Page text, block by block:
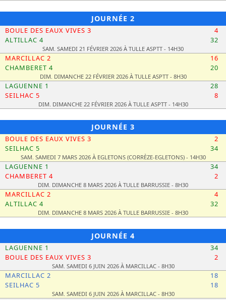
JOURNÉE 2
BOULE DES EAUX VIVES 3
4
ALTILLAC 4
32
SAM. SAMEDI 21 FÉVRIER 2026 À TULLE ASPTT - 14H30
MARCILLAC 2
16
CHAMBERET 4
20
DIM. DIMANCHE 22 FÉVRIER 2026 À TULLE ASPTT - 8H30
LAGUENNE 1
28
SEILHAC 5
8
DIM. DIMANCHE 22 FÉVRIER 2026 À TULLE ASPTT - 14H30
JOURNÉE 3
BOULE DES EAUX VIVES 3
2
SEILHAC 5
34
SAM. SAMEDI 7 MARS 2026 À EGLETONS (CORRÈZE-EGLETONS) - 14H30
LAGUENNE 1
34
CHAMBERET 4
2
DIM. DIMANCHE 8 MARS 2026 À TULLE BARRUSSIE - 8H30
MARCILLAC 2
4
ALTILLAC 4
32
DIM. DIMANCHE 8 MARS 2026 À TULLE BARRUSSIE - 8H30
JOURNÉE 4
LAGUENNE 1
34
BOULE DES EAUX VIVES 3
2
SAM. SAMEDI 6 JUIN 2026 À MARCILLAC - 8H30
MARCILLAC 2
18
SEILHAC 5
18
SAM. SAMEDI 6 JUIN 2026 À MARCILLAC - 8H30